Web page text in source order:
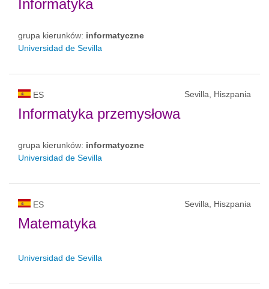
Informatyka
grupa kierunków: informatyczne
Universidad de Sevilla
ES Sevilla, Hiszpania
Informatyka przemysłowa
grupa kierunków: informatyczne
Universidad de Sevilla
ES Sevilla, Hiszpania
Matematyka
Universidad de Sevilla